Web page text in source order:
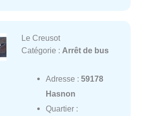
Le Creusot
Catégorie : Arrêt de bus
Adresse : 59178
Hasnon
Quartier :